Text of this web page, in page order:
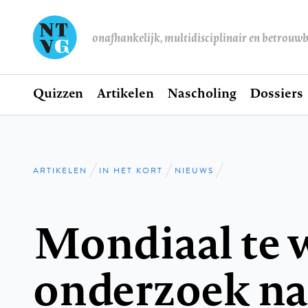
onafhankelijk, multidisciplinair en
Hoofdnavigatie
Home
Quizzen Artikelen Nascholing Dossiers
Kruimelpad
ARTIKELEN IN HET KORT NIEUWS
Mondiaal te
onderzoek